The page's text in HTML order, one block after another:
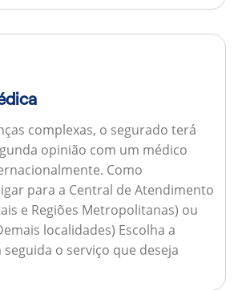
complexas, o segurado terá
opinião com um médico
Como
para a Central de Atendimento
e Regiões Metropolitanas) ou
localidades) Escolha a
seguida o serviço que deseja